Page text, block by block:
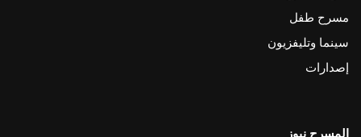
مسرح طفل
سينما وتليفزيون
إصدارات
المسرح نيوز